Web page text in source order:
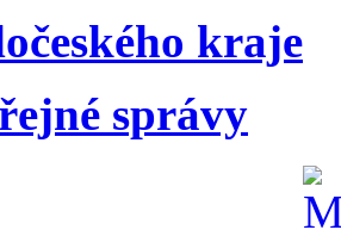
kraje
správy